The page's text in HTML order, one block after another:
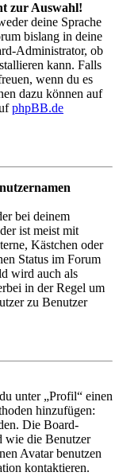
zur Auswahl!
deine Sprache
bislang in deine
Administrator, ob
kann. Falls
wenn du es
dazu können auf
phpBB.de
bei deinem
ist meist mit
Kästchen oder
Status im Forum
wird auch als
in der Regel um
zu Benutzer
unter „Profil“ einen
hinzufügen:
Die Board-
wie die Benutzer
Avatar benutzen
kontaktieren.